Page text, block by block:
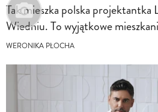
Tak mieszka polska projektantka
Wiedniu. To wyjątkowe
WERONIKA PŁOCHA